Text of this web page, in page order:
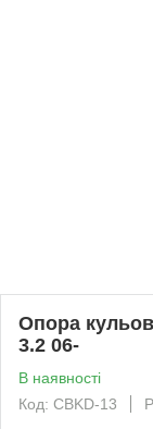
Опора
3.2 06-
В наявності
Код: CBKD-13